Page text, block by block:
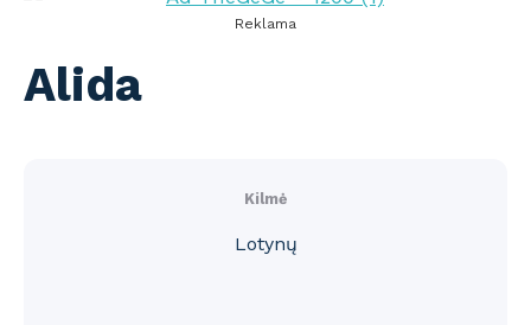
Reklama
Alida
Kilmė
Lotynų